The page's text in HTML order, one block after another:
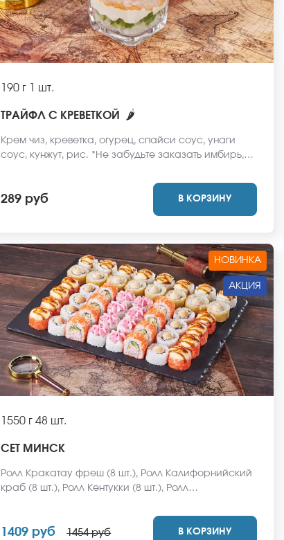
190 г 1 шт.
ТРАЙФЛ С КРЕВЕТКОЙ 🌶
Крем чиз, креветка, огурец, спайси соус, унаги
соус, кунжут, рис. *Не забудьте заказать имбирь,
заказа. *Внешний вид блюда может отличаться от
фото на сайте.
289 руб В КОРЗИНУ
НОВИНКА
АКЦИЯ
1550 г 48 шт.
СЕТ МИНСК
Ролл Кракатау фреш (8 шт.), Ролл Калифорнийский
краб (8 шт.), Ролл Кентукки (8 шт.), Ролл
(8 шт.), Ролл Кентукки хот (8 шт.) *Не забудьте
заказать имбирь, васаби и соевый соус. Они не
1409 руб 1454 руб В КОРЗИНУ